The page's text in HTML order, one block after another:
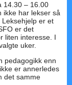
14.30 – 16.00
ikke har lekser så
er et
er det
liten interesse. I
uker.
pedagogikk enn
er annerledes
det samme